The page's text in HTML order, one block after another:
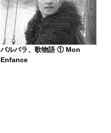
バルバラ、歌物語 ① Mon
Enfance